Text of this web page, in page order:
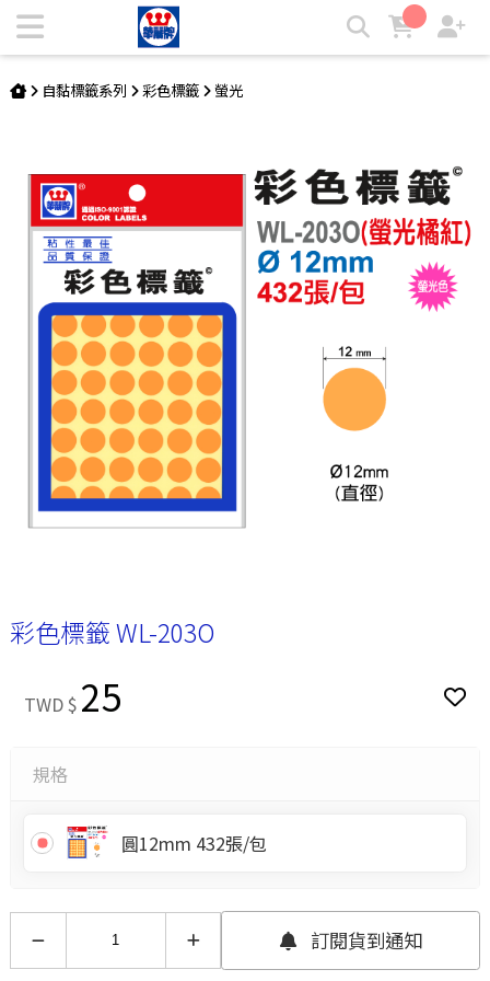
彩色標籤 WL-203O | 華麗牌自粘標籤
自黏標籤系列 彩色標籤 螢光
彩色標籤 WL-203O
TWD $ 25
規格
圓12mm 432張/包
訂閱貨到通知